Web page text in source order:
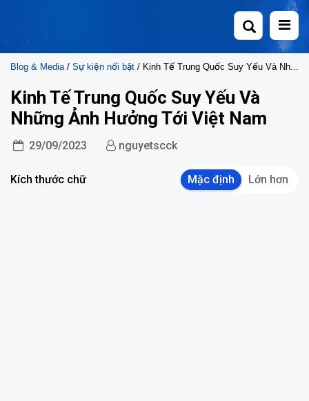
Blog & Media / Sự kiện nổi bật / Kinh Tế Trung Quốc Suy Yếu Và Những Ảnh Hưởng Tới Việt Nam
Kinh Tế Trung Quốc Suy Yếu Và
Những Ảnh Hưởng Tới Việt Nam
29/09/2023 nguyetscck
Kích thước chữ Mặc định Lớn hơn